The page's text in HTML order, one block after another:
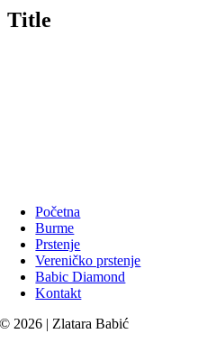
Title
Početna
Burme
Prstenje
Vereničko prstenje
Babic Diamond
Kontakt
© 2026 | Zlatara Babić